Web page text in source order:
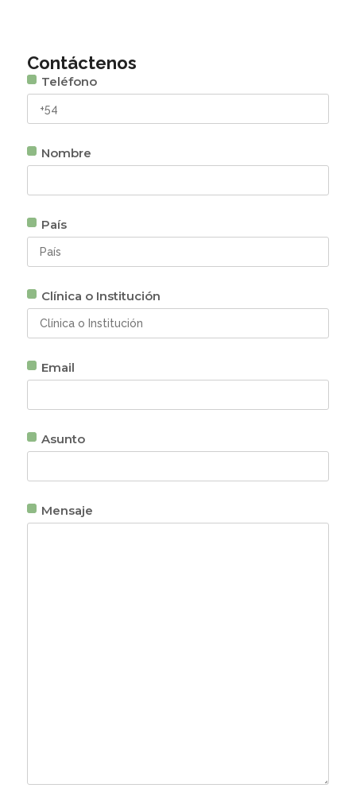
Contáctenos
Teléfono
Nombre
País
Clínica o Institución
Email
Asunto
Mensaje